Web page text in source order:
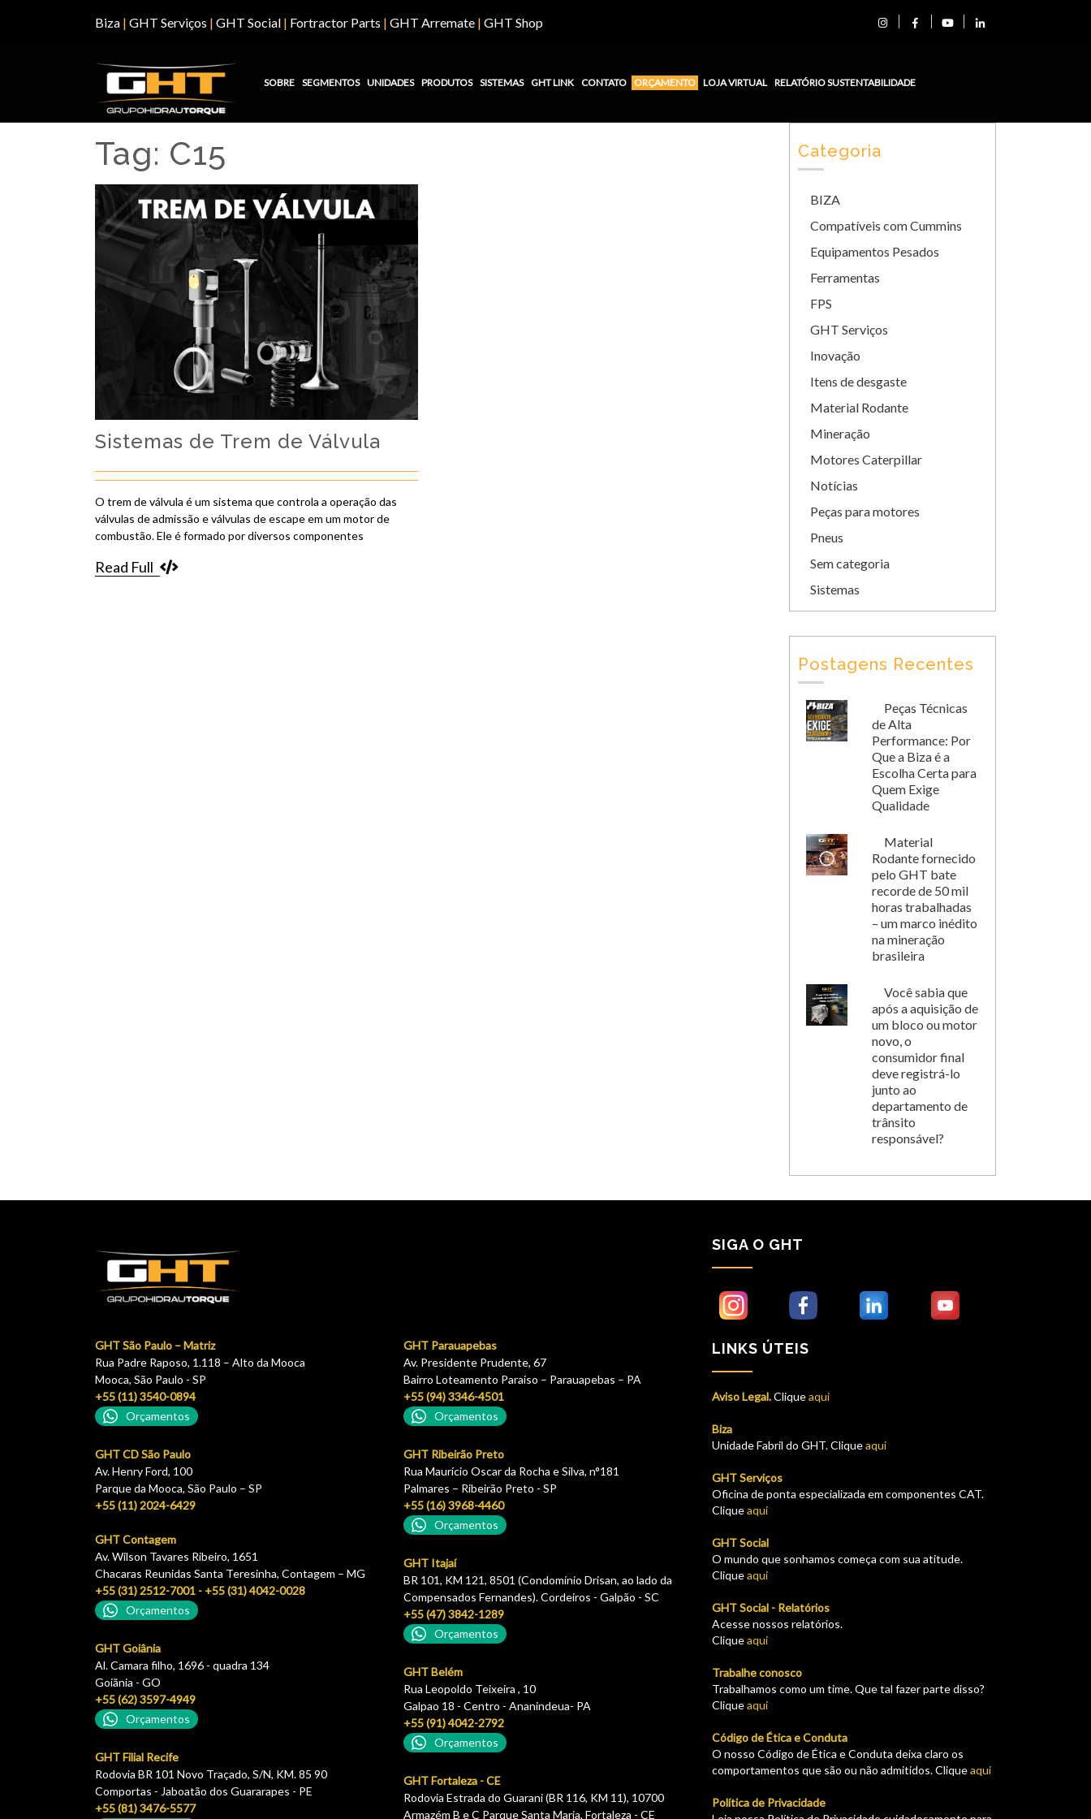
Biza | GHT Serviços | GHT Social | Fortractor Parts | GHT Arremate | GHT Shop
SOBRE SEGMENTOS UNIDADES PRODUTOS SISTEMAS GHT LINK CONTATO ORÇAMENTO LOJA VIRTUAL RELATÓRIO SUSTENTABILIDADE
Tag: C15
Sistemas de Trem de Válvula
O trem de válvula é um sistema que controla a operação das
válvulas de admissão e válvulas de escape em um motor de
combustão. Ele é formado por diversos componentes
Read Full
Categoria
BIZA
Compatíveis com Cummins
Equipamentos Pesados
Ferramentas
FPS
GHT Serviços
Inovação
Itens de desgaste
Material Rodante
Mineração
Motores Caterpillar
Notícias
Peças para motores
Pneus
Sem categoria
Sistemas
Postagens Recentes
Peças Técnicas
de Alta
Performance: Por
Que a Biza é a
Escolha Certa para
Quem Exige
Qualidade
Material
Rodante fornecido
pelo GHT bate
recorde de 50 mil
horas trabalhadas
– um marco inédito
na mineração
brasileira
Você sabia que
após a aquisição de
um bloco ou motor
novo, o
consumidor final
deve registrá-lo
junto ao
departamento de
trânsito
responsável?
GHT São Paulo – Matriz
Rua Padre Raposo, 1.118 – Alto da Mooca
Mooca, São Paulo - SP
+55 (11) 3540-0894
Orçamentos
GHT CD São Paulo
Av. Henry Ford, 100
Parque da Mooca, São Paulo – SP
+55 (11) 2024-6429
GHT Contagem
Av. Wilson Tavares Ribeiro, 1651
Chacaras Reunidas Santa Teresinha, Contagem – MG
+55 (31) 2512-7001 - +55 (31) 4042-0028
Orçamentos
GHT Goiânia
Al. Camara filho, 1696 - quadra 134
Goiãnia - GO
+55 (62) 3597-4949
Orçamentos
GHT Filial Recife
Rodovia BR 101 Novo Traçado, S/N, KM. 85 90
Comportas - Jaboatão dos Guararapes - PE
+55 (81) 3476-5577
GHT Parauapebas
Av. Presidente Prudente, 67
Bairro Loteamento Paraíso – Parauapebas – PA
+55 (94) 3346-4501
Orçamentos
GHT Ribeirão Preto
Rua Maurício Oscar da Rocha e Silva, n°181
Palmares – Ribeirão Preto - SP
+55 (16) 3968-4460
Orçamentos
GHT Itajaí
BR 101, KM 121, 8501 (Condomínio Drisan, ao lado da
Compensados Fernandes). Cordeiros - Galpão - SC
+55 (47) 3842-1289
Orçamentos
GHT Belém
Rua Leopoldo Teixeira , 10
Galpao 18 - Centro - Ananindeua- PA
+55 (91) 4042-2792
Orçamentos
GHT Fortaleza - CE
Rodovia Estrada do Guarani (BR 116, KM 11), 10700
Armazém B e C Parque Santa Maria, Fortaleza - CE
SIGA O GHT
LINKS ÚTEIS
Aviso Legal.Cliqueaqui
Biza
Unidade Fabril do GHT. Cliqueaqui
GHT Serviços
Oficina de ponta especializada em componentes CAT.
Cliqueaqui
GHT Social
O mundo que sonhamos começa com sua atitude.
Cliqueaqui
GHT Social - Relatórios
Acesse nossos relatórios.
Cliqueaqui
Trabalhe conosco
Trabalhamos como um time. Que tal fazer parte disso?
Cliqueaqui
Código de Ética e Conduta
O nosso Código de Ética e Conduta deixa claro os
comportamentos que são ou não admitidos. Cliqueaqui
Política de Privacidade